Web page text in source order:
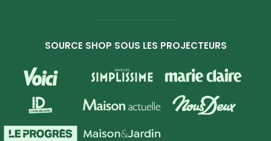
SOURCE SHOP SOUS LES PROJECTEURS